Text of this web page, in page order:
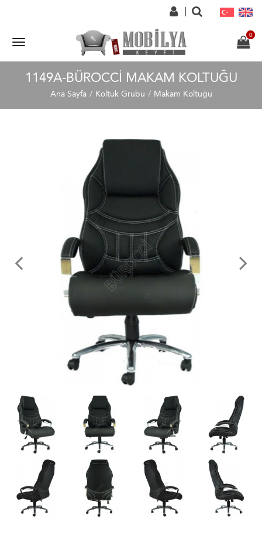
1149A-BÜROCCI MAKAM KOLTUĞU
Ana Sayfa Koltuk Grubu Makam Koltuğu